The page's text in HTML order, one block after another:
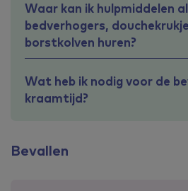
Waar kan ik hulpmiddelen
bedverhogers,
borstkolven huren?
Wat heb ik nodig voor de
kraamtijd?
Bevallen